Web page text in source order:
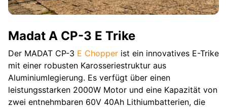
Madat A CP-3 E Trike
Der MADAT CP-3 E Chopper ist ein innovatives E-Trike
mit einer robusten Karosseriestruktur aus
Aluminiumlegierung. Es verfügt über einen
leistungsstarken 2000W Motor und eine Kapazität von
zwei entnehmbaren 60V 40Ah Lithiumbatterien, die